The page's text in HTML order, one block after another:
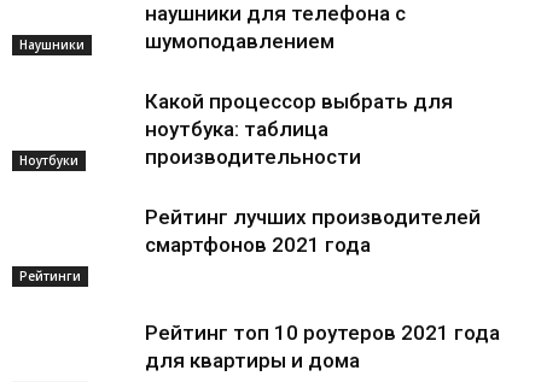
Наушники
наушники для телефона с
шумоподавлением
Ноутбуки
Какой процессор выбрать для
ноутбука: таблица
производительности
Рейтинги
Рейтинг лучших производителей
смартфонов 2021 года
Рейтинг топ 10 роутеров 2021 года
для квартиры и дома